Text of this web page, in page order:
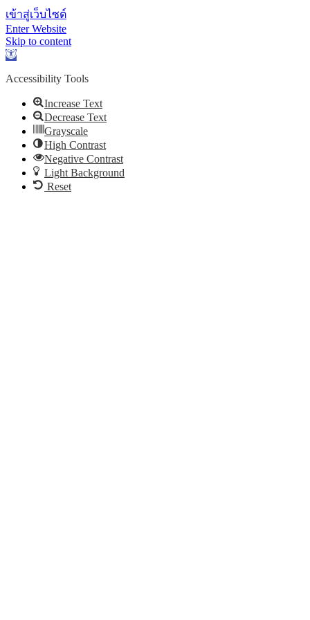
เข้าสู่เว็บไซต์
Enter Website
Skip to content
Open toolbar
Accessibility Tools
Increase Text
Decrease Text
Grayscale
High Contrast
Negative Contrast
Light Background
Reset